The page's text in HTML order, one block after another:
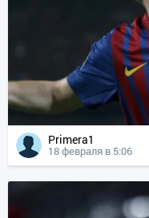
Primera1
18 февраля в 5:06